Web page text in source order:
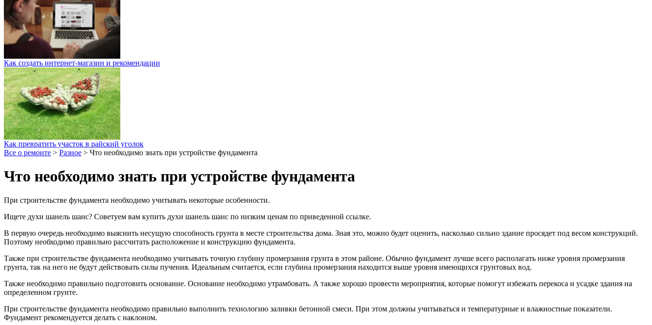
Как создать интернет-магазин и рекомендации
Как превратить участок в райский уголок
Все о ремонте > Разное > Что необходимо знать при устройстве фундамента
Что необходимо знать при устройстве фундамента
При строительстве фундамента необходимо учитывать некоторые особенности.
Ищете духи шанель шанс? Советуем вам купить духи шанель шанс по низким ценам по приведенной ссылке.
В первую очередь необходимо выяснить несущую способность грунта в месте строительства дома. Зная это, можно будет оценить, насколько сильно здание просядет под весом конструкций.
Поэтому необходимо правильно рассчитать расположение и конструкцию фундамента.
Также при строительстве фундамента необходимо учитывать точную глубину промерзания грунта в этом районе. Обычно фундамент лучше всего располагать ниже уровня промерзания
грунта, так на него не будут действовать силы пучения. Идеальным считается, если глубина промерзания находится выше уровня имеющихся грунтовых вод.
Также необходимо правильно подготовить основание. Основание необходимо утрамбовать. А также хорошо провести мероприятия, которые помогут избежать перекоса и усадке здания на
определенном грунте.
При строительстве фундамента необходимо правильно выполнить технологию заливки бетонной смеси. При этом должны учитываться и температурные и влажностные показатели.
Фундамент рекомендуется делать с наклоном.